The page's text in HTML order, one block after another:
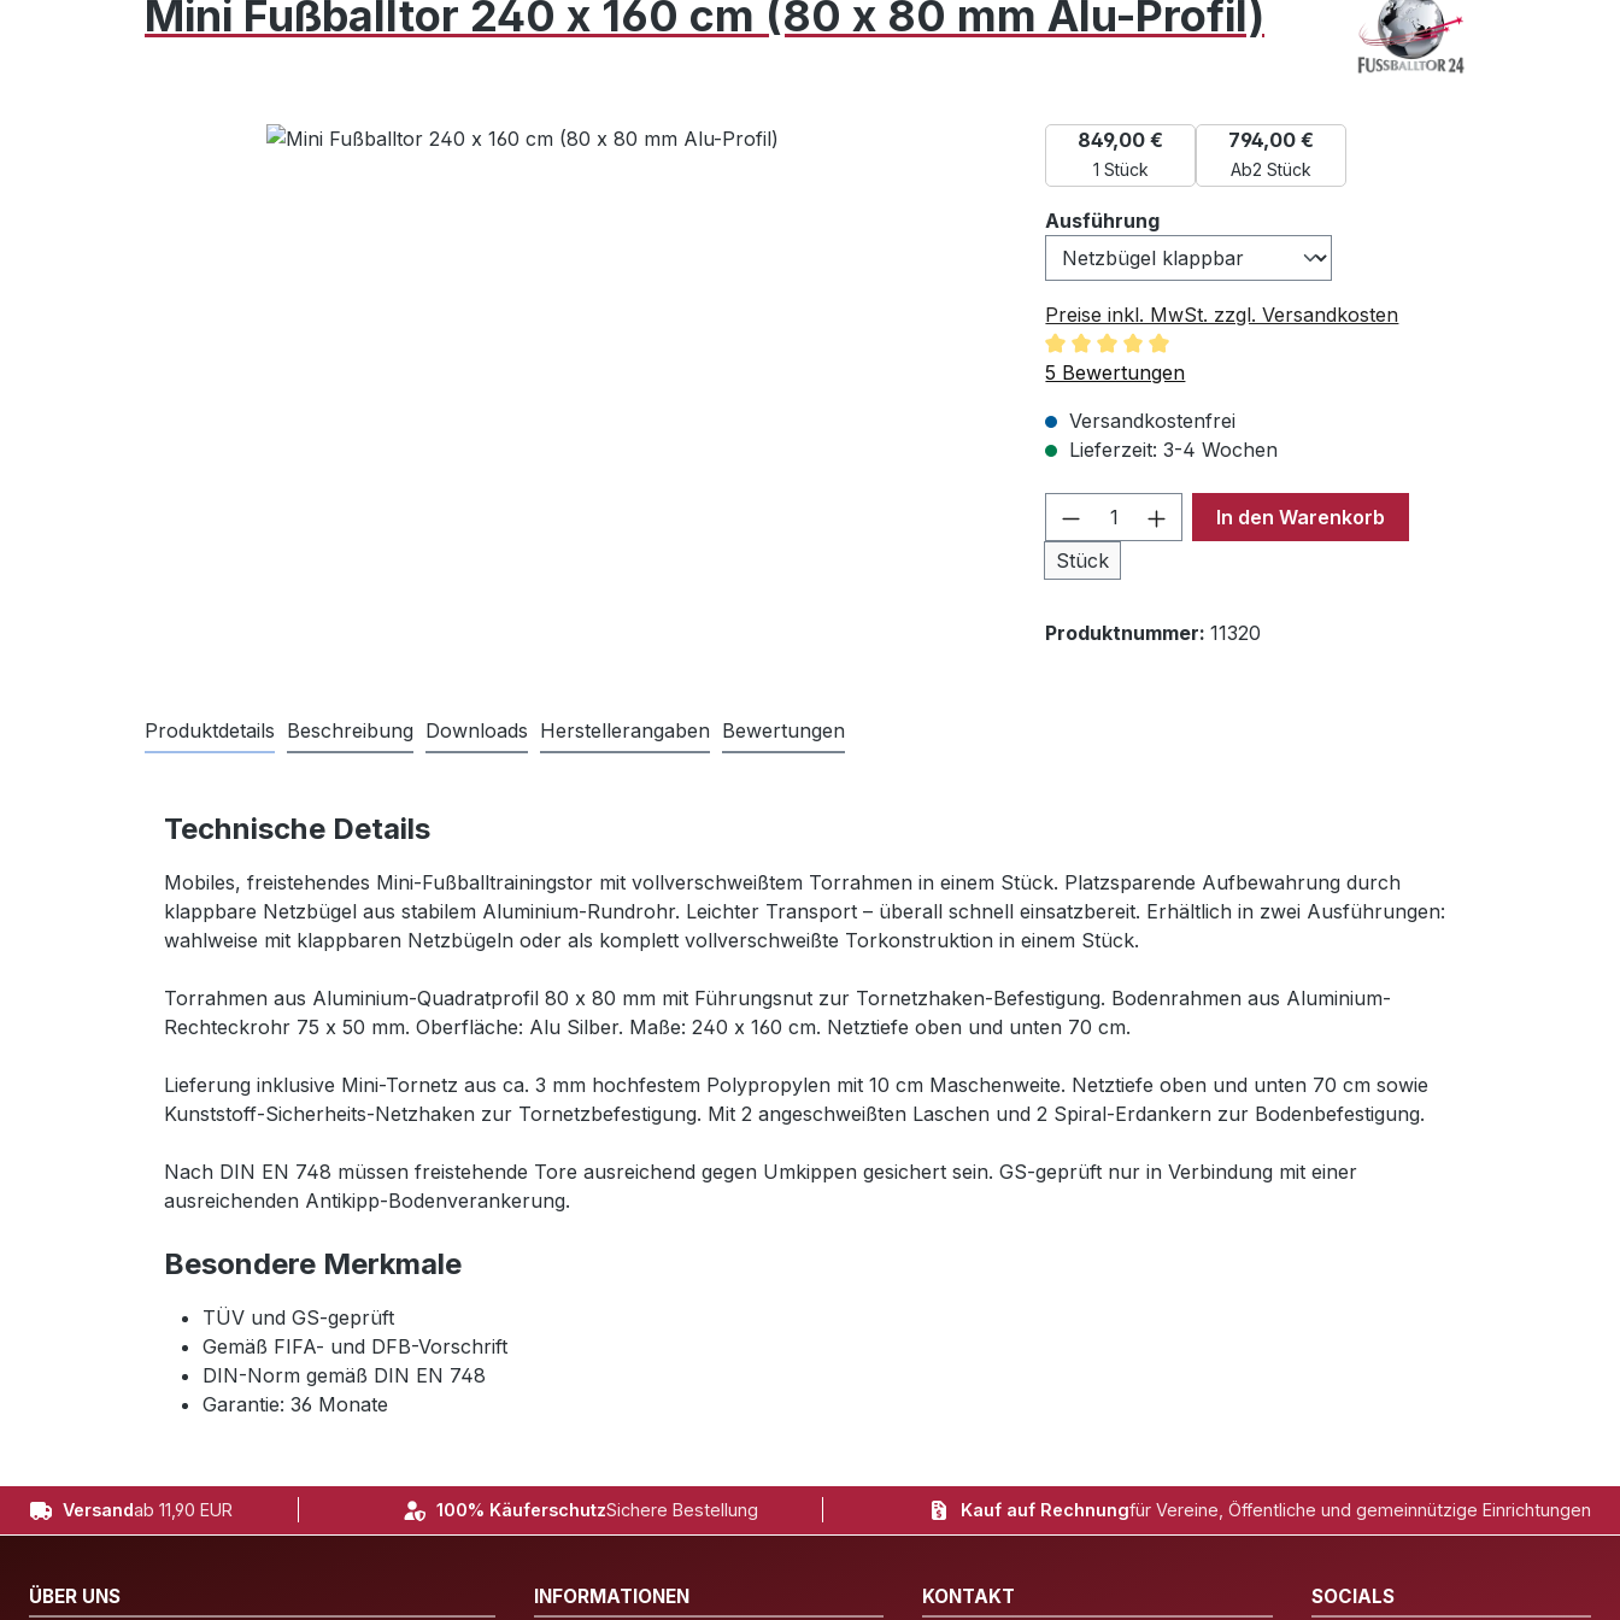
Mini Fußballtor 240 x 160 cm (80 x 80 mm Alu-Profil)
Bildergalerie überspringen
1 Stück
849,00 €
Ab2 Stück
794,00 €
Ausführungauswählen
Preise inkl. MwSt. zzgl. Versandkosten
Durchschnittliche Bewertung von 5 von 5 Sternen
5 Bewertungen
Versandkostenfrei
Lieferzeit: 3-4 Wochen
Produkt Anzahl: Gib den gewünschten
Stück
In den Warenkorb
Produktnummer:11320
Produktdetails Beschreibung Downloads Herstellerangaben Bewertungen
Technische Details
Mobiles, freistehendes Mini-Fußballtrainingstor mit vollverschweißtem Torrahmen in einem Stück. Platzsparende Aufbewahrung durch
klappbare Netzbügel aus stabilem Aluminium-Rundrohr. Leichter Transport – überall schnell einsatzbereit. Erhältlich in zwei Ausführungen:
wahlweise mit klappbaren Netzbügeln oder als komplett vollverschweißte Torkonstruktion in einem Stück.
Torrahmen aus Aluminium-Quadratprofil 80 x 80 mm mit Führungsnut zur Tornetzhaken-Befestigung. Bodenrahmen aus Aluminium-
Rechteckrohr 75 x 50 mm. Oberfläche: Alu Silber. Maße: 240 x 160 cm. Netztiefe oben und unten 70 cm.
Lieferung inklusive Mini-Tornetz aus ca. 3 mm hochfestem Polypropylen mit 10 cm Maschenweite. Netztiefe oben und unten 70 cm sowie
Kunststoff-Sicherheits-Netzhaken zur Tornetzbefestigung. Mit 2 angeschweißten Laschen und 2 Spiral-Erdankern zur Bodenbefestigung.
Nach DIN EN 748 müssen freistehende Tore ausreichend gegen Umkippen gesichert sein. GS-geprüft nur in Verbindung mit einer
ausreichenden Antikipp-Bodenverankerung.
Besondere Merkmale
TÜV und GS-geprüft
Gemäß FIFA- und DFB-Vorschrift
DIN-Norm gemäß DIN EN 748
Garantie: 36 Monate
Versandab 11,90 EUR 100% KäuferschutzSichere Bestellung Kauf auf Rechnungfür Vereine, Öffentliche und gemeinnützige Einrichtungen
ÜBER UNS INFORMATIONEN KONTAKT SOCIALS